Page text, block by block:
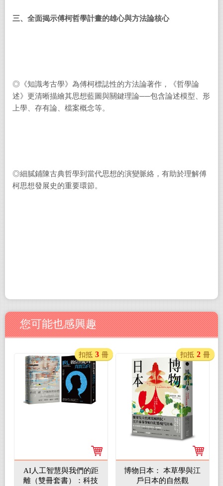
三、全面揭示傅柯哲學計畫的雄心與方法論核心
◎《知識考古學》為傅柯標誌性的方法論著作，《哲學論
述》更清晰描繪其思想藍圖與關鍵理論──包含論述模型、形
上學、存有論、檔案概念等。
◎細膩鋪陳古典哲學到當代思想的演變脈絡，有助於理解傅
柯思想發展史的重要環節。
您可能也感興趣
AI人工智慧與我們的距
離（雙冊套書）：科技
扣抵 3 冊
博物日本： 本草學與江
戶日本的自然觀
扣抵 2 冊